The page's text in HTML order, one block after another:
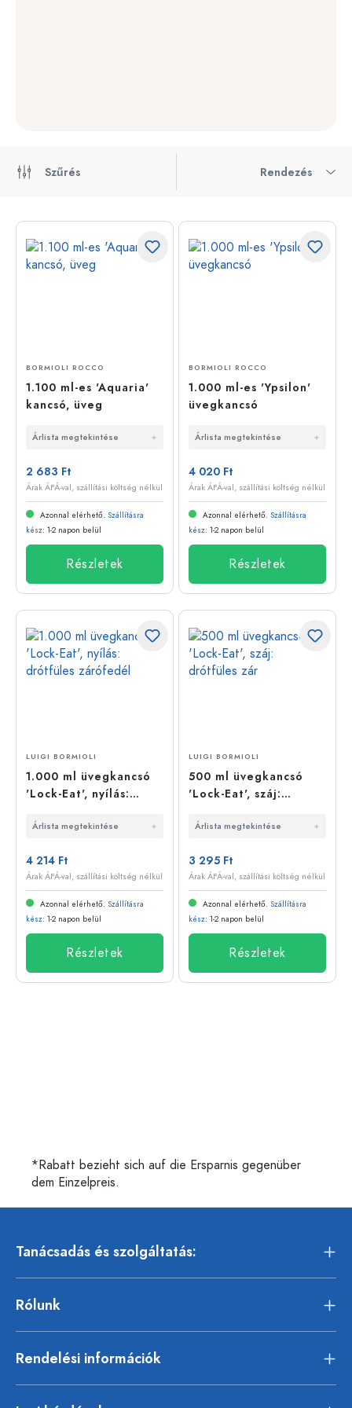
Szűrés Rendezés
BORMIOLI ROCCO
1.100 ml-es 'Aquaria'
kancsó, üveg
Árlista megtekintése
2 683 Ft
Árak ÁFÁ-val, szállítási költség nélkül
Azonnal elérhető. Szállításra
kész: 1-2 napon belül
Részletek
BORMIOLI ROCCO
1.000 ml-es 'Ypsilon'
üvegkancsó
Árlista megtekintése
4 020 Ft
Árak ÁFÁ-val, szállítási költség nélkül
Azonnal elérhető. Szállításra
kész: 1-2 napon belül
Részletek
LUIGI BORMIOLI
1.000 ml üvegkancsó
'Lock-Eat', nyílás:
Árlista megtekintése
4 214 Ft
Árak ÁFÁ-val, szállítási költség nélkül
Azonnal elérhető. Szállításra
kész: 1-2 napon belül
Részletek
LUIGI BORMIOLI
500 ml üvegkancsó
'Lock-Eat', száj:
Árlista megtekintése
3 295 Ft
Árak ÁFÁ-val, szállítási költség nélkül
Azonnal elérhető. Szállításra
kész: 1-2 napon belül
Részletek
*Rabatt bezieht sich auf die Ersparnis gegenüber
dem Einzelpreis.
Tanácsadás és szolgáltatás:
Rólunk
Rendelési információk